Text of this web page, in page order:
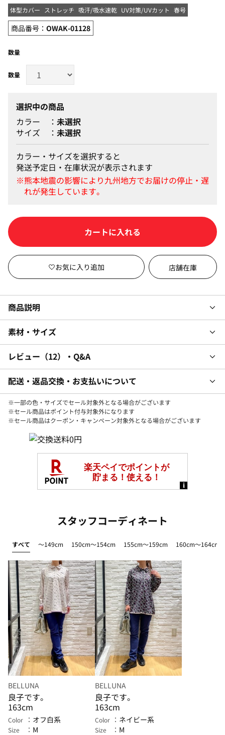
体型カバー ストレッチ 吸汗/吸水速乾 UV対策/UVカット 春号
商品番号： OWAK-01128
数量
選択中の商品
カラー
未選択
サイズ
未選択
カラー・サイズを選択すると
発送予定日・在庫状況が表示されます
カートに入れる
店舗在庫
商品説明
素材・サイズ
レビュー 12 ・Q&A
配送・返品交換・お支払いについて
※一部の色・サイズでセール対象外となる場合がございます
※セール商品はポイント付与対象外になります
※セール商品はクーポン・キャンペーン対象外となる場合がございます
スタッフコーディネート
すべて ～149cm 150cm～154cm 155cm～159cm 160cm～164cm
BELLUNA
良子です。
163cm
Color オフ白系
Size M
BELLUNA
良子です。
163cm
Color ネイビー系
Size M